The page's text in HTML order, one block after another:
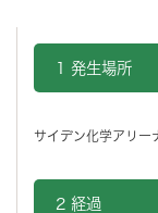
1 発生場所
サイデン化学アリ
2 経過